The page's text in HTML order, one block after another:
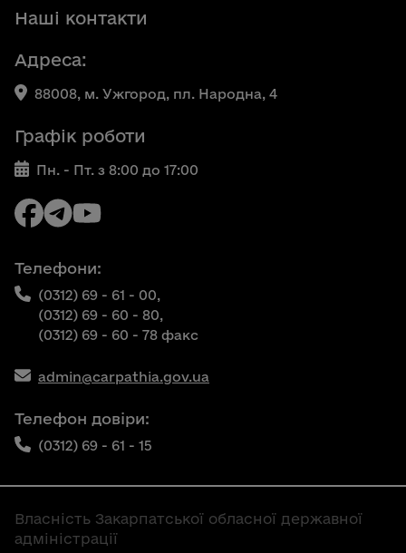
Наші контакти
Адреса:
88008, м. Ужгород, пл. Народна, 4
Графік роботи
Пн. - Пт. з 8:00 до 17:00
Телефони:
(0312) 69 - 61 - 00,
(0312) 69 - 60 - 80,
(0312) 69 - 60 - 78 факс
admin@carpathia.gov.ua
Телефон довіри:
(0312) 69 - 61 - 15
Власність Закарпатської обласної державної
адміністрації